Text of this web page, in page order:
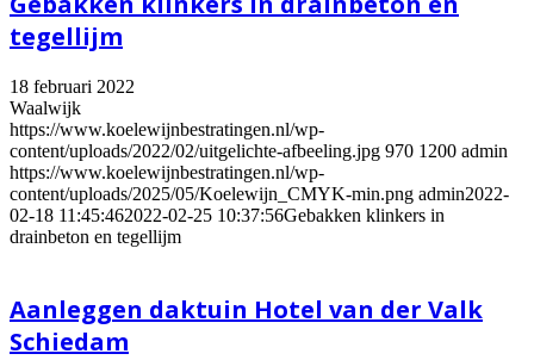
tegellijm
18 februari 2022
Waalwijk
https://www.koelewijnbestratingen.nl/wp-
content/uploads/2022/02/uitgelichte-afbeeling.jpg 970 1200 admin
https://www.koelewijnbestratingen.nl/wp-
content/uploads/2025/05/Koelewijn_CMYK-min.png admin2022-
02-18 11:45:462022-02-25 10:37:56Gebakken klinkers in
drainbeton en tegellijm
Aanleggen daktuin Hotel van der Valk
Schiedam